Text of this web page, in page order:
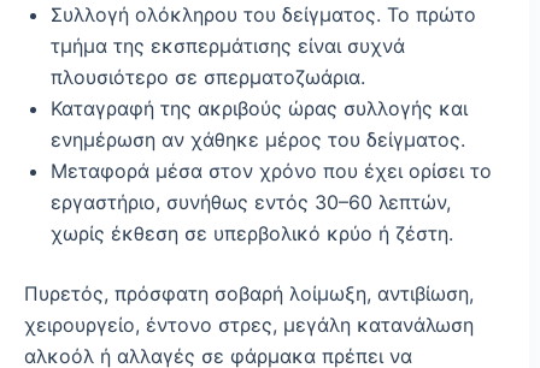
Συλλογή ολόκληρου του δείγματος. Το πρώτο
τμήμα της εκσπερμάτισης είναι συχνά
πλουσιότερο σε σπερματοζωάρια.
Καταγραφή της ακριβούς ώρας συλλογής και
ενημέρωση αν χάθηκε μέρος του δείγματος.
Μεταφορά μέσα στον χρόνο που έχει ορίσει το
εργαστήριο, συνήθως εντός 30–60 λεπτών,
χωρίς έκθεση σε υπερβολικό κρύο ή ζέστη.
Πυρετός, πρόσφατη σοβαρή λοίμωξη, αντιβίωση,
χειρουργείο, έντονο στρες, μεγάλη κατανάλωση
αλκοόλ ή αλλαγές σε φάρμακα πρέπει να